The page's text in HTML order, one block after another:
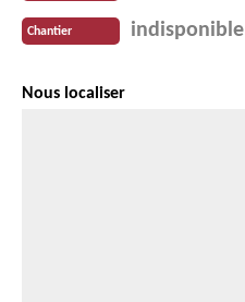
Chantier indisponible
Nous localiser